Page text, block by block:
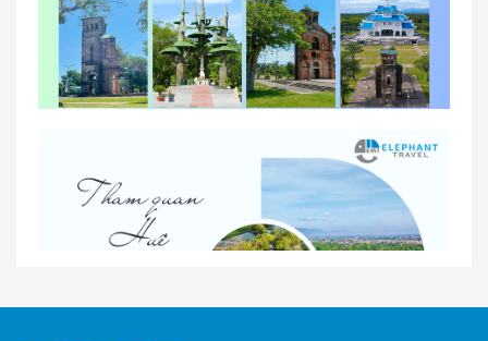
So sánh thuê xe tự lái và thuê xe có tài xế tại Huế
Nhà Xe Con Voi – Dịch Vụ Cho Thuê Xe Từ Huế,
Sân Bay Phú Bài Đi Thánh Địa La Vang